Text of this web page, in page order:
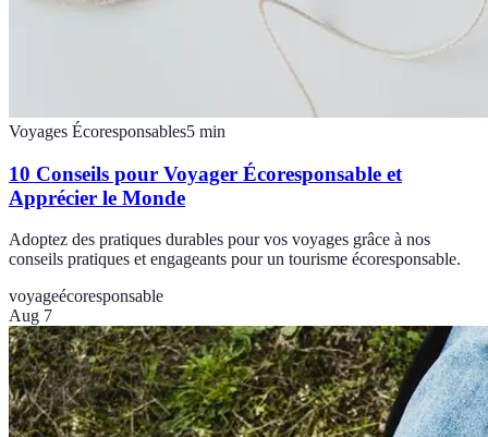
Voyages Écoresponsables5 min
10 Conseils pour Voyager Écoresponsable et
Apprécier le Monde
Adoptez des pratiques durables pour vos voyages grâce à nos
conseils pratiques et engageants pour un tourisme écoresponsable.
voyageécoresponsable
Aug 7